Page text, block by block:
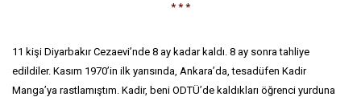
* * *
11 kişi Diyarbakır Cezaevi’nde 8 ay kadar kaldı. 8 ay sonra tahliye
edildiler. Kasım 1970’in ilk yarısında, Ankara’da, tesadüfen Kadir
Manga’ya rastlamıştım. Kadir, beni ODTÜ’de kaldıkları öğrenci yurduna